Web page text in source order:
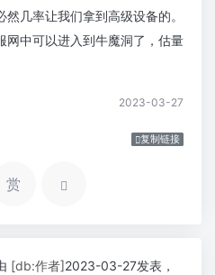
几率让我们拿到高级设备的。
网中可以进入到牛魔洞了，估量
2023-03-27
复制链接
赏
[db:作者]2023-03-27发表，